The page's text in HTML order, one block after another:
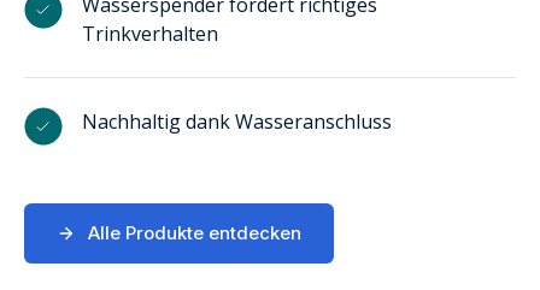
Trinkverhalten
Nachhaltig dank Wasseranschluss
Alle Produkte entdecken